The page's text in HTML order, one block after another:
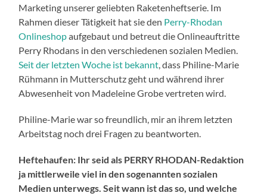
Marketing unserer geliebten Raketenheftserie. Im
Rahmen dieser Tätigkeit hat sie den Perry-Rhodan
Onlineshopaufgebaut und betreut die Onlineauftritte
Perry Rhodans in den verschiedenen sozialen Medien.
Seit der letzten Woche ist bekannt, dass Philine-Marie
Rühmann in Mutterschutz geht und während ihrer
Abwesenheit von Madeleine Grobe vertreten wird.
Philine-Marie war so freundlich, mir an ihrem letzten
Arbeitstag noch drei Fragen zu beantworten.
Heftehaufen: Ihr seid als PERRY RHODAN-Redaktion
ja mittlerweile viel in den sogenannten sozialen
Medien unterwegs. Seit wann ist das so, und welche